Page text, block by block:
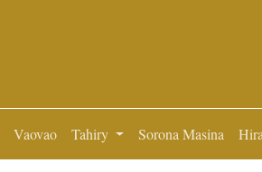
Vaovao Tahiry Sorona Masina